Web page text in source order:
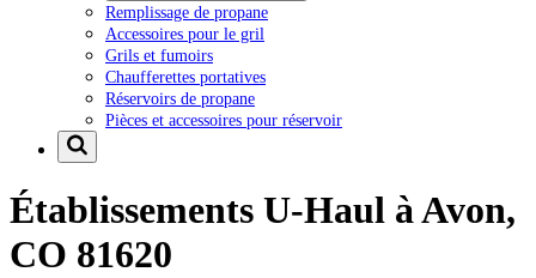
Remplissage de propane
Accessoires pour le gril
Grils et fumoirs
Chaufferettes portatives
Réservoirs de propane
Pièces et accessoires pour réservoir
Établissements U-Haul àAvon,
CO 81620